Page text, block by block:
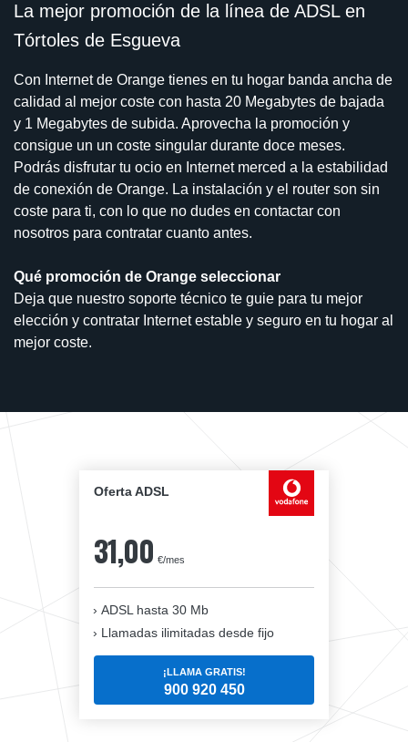
La mejor promoción de la línea de ADSL en
Tórtoles de Esgueva
Con Internet de Orange tienes en tu hogar banda ancha de
calidad al mejor coste con hasta 20 Megabytes de bajada
y 1 Megabytes de subida. Aprovecha la promoción y
consigue un un coste singular durante doce meses.
Podrás disfrutar tu ocio en Internet merced a la estabilidad
de conexión de Orange. La instalación y el router son sin
coste para ti, con lo que no dudes en contactar con
nosotros para contratar cuanto antes.
Qué promoción de Orange seleccionar
Deja que nuestro soporte técnico te guie para tu mejor
elección y contratar Internet estable y seguro en tu hogar al
mejor coste.
Oferta ADSL
31,00 €/mes
ADSL hasta 30 Mb
Llamadas ilimitadas desde fijo
¡LLAMA GRATIS!
900 920 450